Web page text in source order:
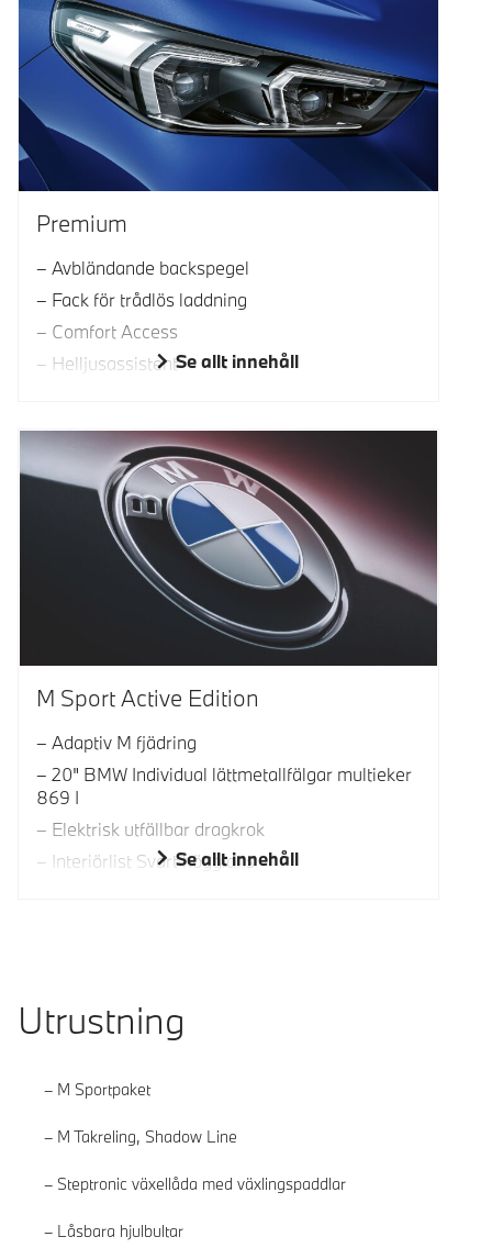
Premium
Avbländande backspegel
Fack för trådlös laddning
Comfort Access
HelljusassistentSe allt innehåll
M Sport Active Edition
Adaptiv M fjädring
20" BMW Individual lättmetallfälgar multieker
869 I
Elektrisk utfällbar dragkrok
Interiörlist Svart högglans
Se allt innehåll
Utrustning
M Sportpaket
M Takreling, Shadow Line
Steptronic växellåda med växlingspaddlar
Låsbara hjulbultar